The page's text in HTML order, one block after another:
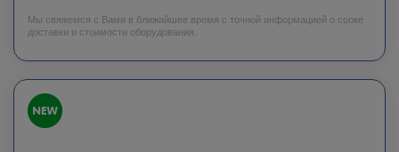
Мы свяжемся с Вами в ближайшее время с точной информацией о сроке
доставки и стоимости оборудования.